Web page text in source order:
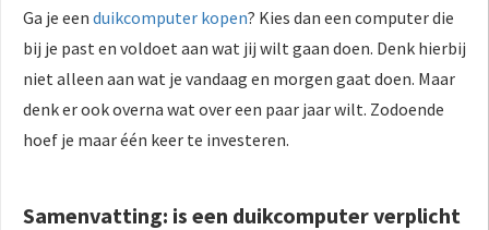
Ga je een duikcomputer kopen? Kies dan een computer die
bij je past en voldoet aan wat jij wilt gaan doen. Denk hierbij
niet alleen aan wat je vandaag en morgen gaat doen. Maar
denk er ook overna wat over een paar jaar wilt. Zodoende
hoef je maar één keer te investeren.
Samenvatting: is een duikcomputer verplicht